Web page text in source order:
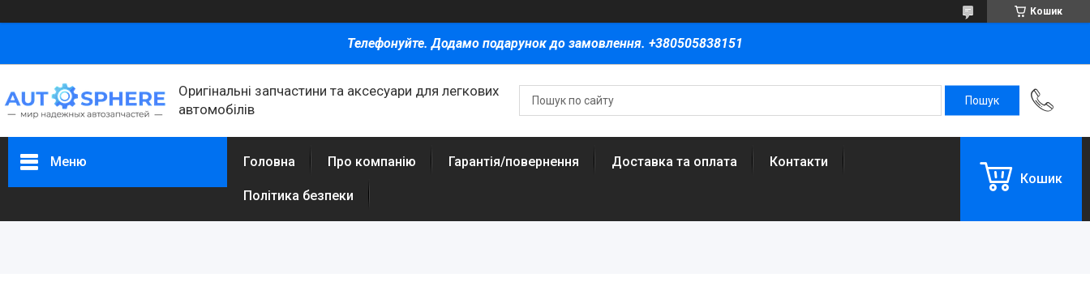
Кошик
Телефонуйте. Додамо подарунок до замовлення. +380505838151
Оригінальні запчастини та аксесуари для легкових
автомобілів
Меню Головна Про компанію Гарантія/повернення Доставка та оплата Контакти
Політика безпеки
Кошик